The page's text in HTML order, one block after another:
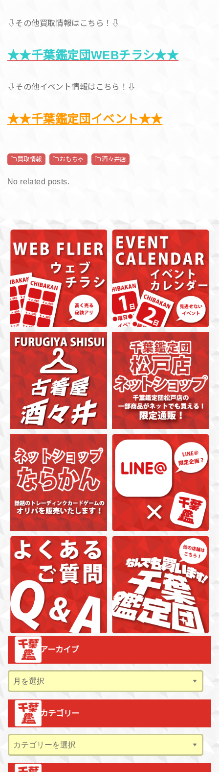
⇩その他買取情報はこちら！⇩
★★千葉鑑定団WEBチラシ★★
⇩その他イベント情報はこちら！⇩
★★千葉鑑定団イベント★★
買取情報 おもちゃ 酒々井店
No related posts.
アーカイブ
ー
カ
カテゴリー
テ
ゴ